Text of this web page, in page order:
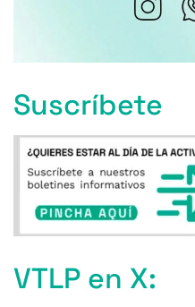
Suscríbete
VTLP en X: